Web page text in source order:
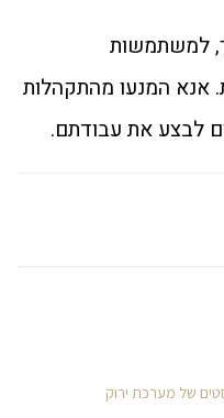
למשתמשות
אנא המנעו מהתקהלות
לבצע את עבודתם.
של מערכת ירוק